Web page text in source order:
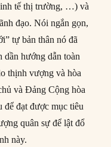
tế thị trường, …) và
đạo. Nói ngắn gọn,
tự bản thân nó đã
dần hướng dẫn toàn
thịnh vượng và hòa
và Đảng Cộng hòa
để đạt được mục tiêu
quân sự để lật đổ
này.